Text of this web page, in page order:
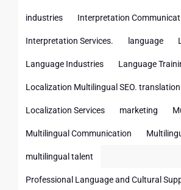
industries Interpretation
Interpretation Services. language
Language Industries Language
Localization Multilingual SEO.
Localization Services marketing
Multilingual Communication
multilingual talent
Professional Language and Cultural